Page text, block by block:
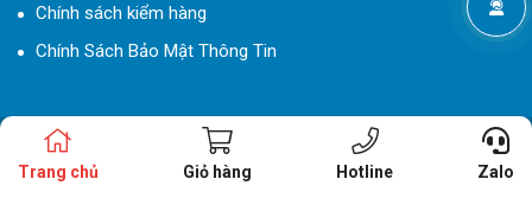
Chính sách kiểm hàng
Chính Sách Bảo Mật Thông Tin
© 2024 Bản quyền thuộc THIẾT BỊ ĐIỆN ELCO
Thiết kế websitebởi Gdavietnam.com™
Trang chủ Giỏ hàng Hotline Zalo